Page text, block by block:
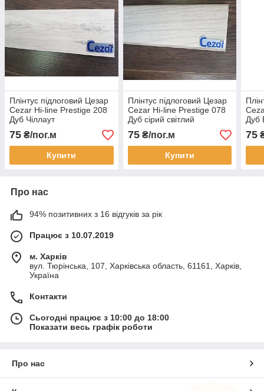
Плінтус підлоговий Цезар
Cezar Hi-line Prestige 208
Дуб Чіллаут
75 ₴/пог.м
Купити
Плінтус підлоговий Цезар
Cezar Hi-line Prestige 078
Дуб сірий світлий
75₴/пог.м
Купити
Дуб
75
Про нас
94% позитивних з 16 відгуків за рік
Працює з 10.07.2019
м. Харків
вул. Тюрінська, 107, Харківська область, 61161, Харків,
Україна
Контакти
Сьогодні працює з 10:00 до 18:00
Показати весь графік роботи
Про нас